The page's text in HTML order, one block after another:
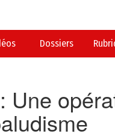
Dossiers
Une